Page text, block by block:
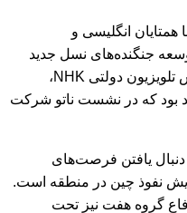
همتایان انگلیسی و
جنگنده‌های نسل جدید
سه کشور بحث خواهد کرد. به گزارش تلویزیون دولتی NHK،
بود که در نشست ناتو شرکت
دنبال یافتن فرصت‌های
نفوذ چین در منطقه است.
گروه هفت نیز تحت